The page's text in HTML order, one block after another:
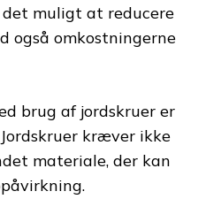
muligt at reducere
også omkostningerne
brug af jordskruer er
kræver ikke
materiale, der kan